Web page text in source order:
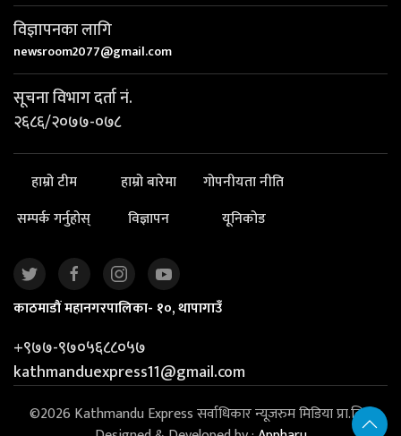
विज्ञापनका लागि
newsroom2077@gmail.com
सूचना विभाग दर्ता नं.
२६८६/२०७७-०७८
हाम्रो टीम हाम्रो बारेमा
गोपनीयता नीति
सम्पर्क गर्नुहोस्
विज्ञापन यूनिकोड
काठमाडौं महानगरपालिका- १०, थापागाउँ
+९७७-९७०५६८८०५७
kathmanduexpress11@gmail.com
©2026 Kathmandu Express सर्वाधिकार न्यूजरुम मिडिया प्रा.लि. |